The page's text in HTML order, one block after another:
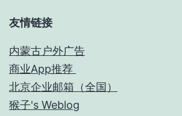
友情链接
内蒙古户外广告
商业App推荐
北京企业邮箱（全国）
猴子's Weblog